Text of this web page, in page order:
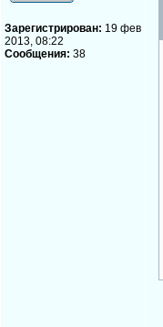
Зарегистрирован: 19 фев
2013, 08:22
Сообщения: 38